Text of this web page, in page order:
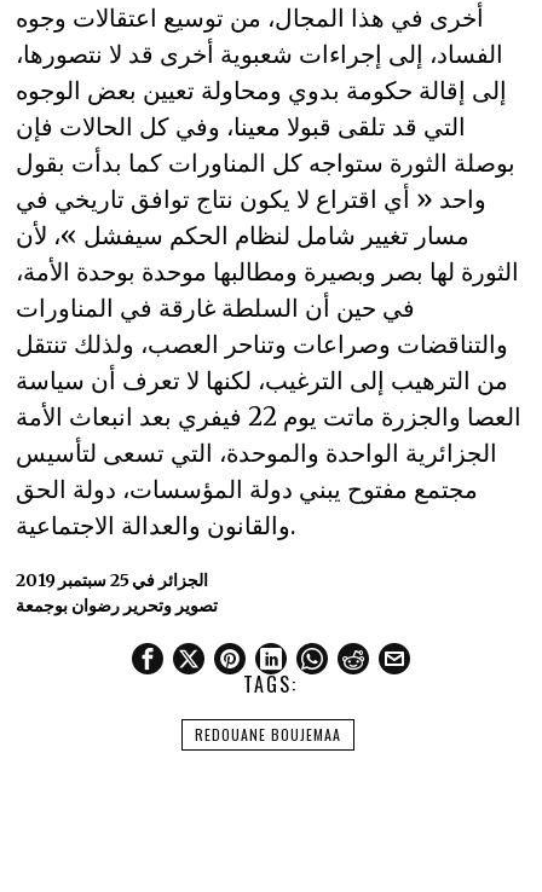
أخرى في هذا المجال، من توسيع اعتقالات وجوه
الفساد، إلى إجراءات شعبوية أخرى قد لا نتصورها،
إلى إقالة حكومة بدوي ومحاولة تعيين بعض الوجوه
التي قد تلقى قبولا معينا، وفي كل الحالات فإن
بوصلة الثورة ستواجه كل المناورات كما بدأت بقول
واحد « أي اقتراع لا يكون نتاج توافق تاريخي في
مسار تغيير شامل لنظام الحكم سيفشل »، لأن
الثورة لها بصر وبصيرة ومطالبها موحدة بوحدة الأمة،
في حين أن السلطة غارقة في المناورات
والتناقضات وصراعات وتناحر العصب، ولذلك تنتقل
من الترهيب إلى الترغيب، لكنها لا تعرف أن سياسة
العصا والجزرة ماتت يوم 22 فيفري بعد انبعاث الأمة
الجزائرية الواحدة والموحدة، التي تسعى لتأسيس
مجتمع مفتوح يبني دولة المؤسسات، دولة الحق
والقانون والعدالة الاجتماعية.
الجزائر في 25 سبتمبر 2019
تصوير وتحرير رضوان بوجمعة
TAGS:
REDOUANE BOUJEMAA